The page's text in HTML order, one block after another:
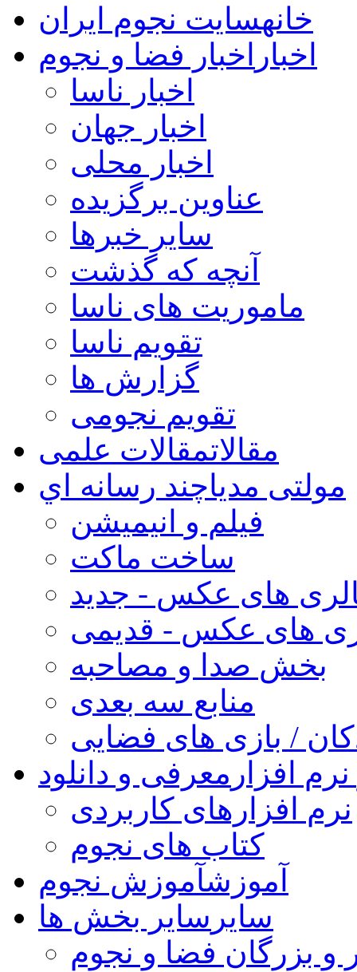
خانهسایت نجوم ایران
اخبار اخبار فضا و نجوم
اخبار ناسا
اخبار جهان
اخبار محلی
عناوین برگزیده
سایر خبرها
آنچه که گذشت
ماموریت های ناسا
تقویم ناسا
گزارش ها
تقویم نجومی
مقالاتمقالات علمی
مولتی مدیاچند رسانه اي
فیلم و انیمیشن
ساخت ماکت
های عکس - جدید
های عکس - قدیمی
بخش صدا و مصاحبه
منابع سه بعدی
/ بازی های فضایی
افزار معرفی و دانلود
نرم افزارهای کاربردی
کتاب های نجوم
آموزشآموزش نجوم
سایر سایر بخش ها
و بزرگان فضا و نجوم